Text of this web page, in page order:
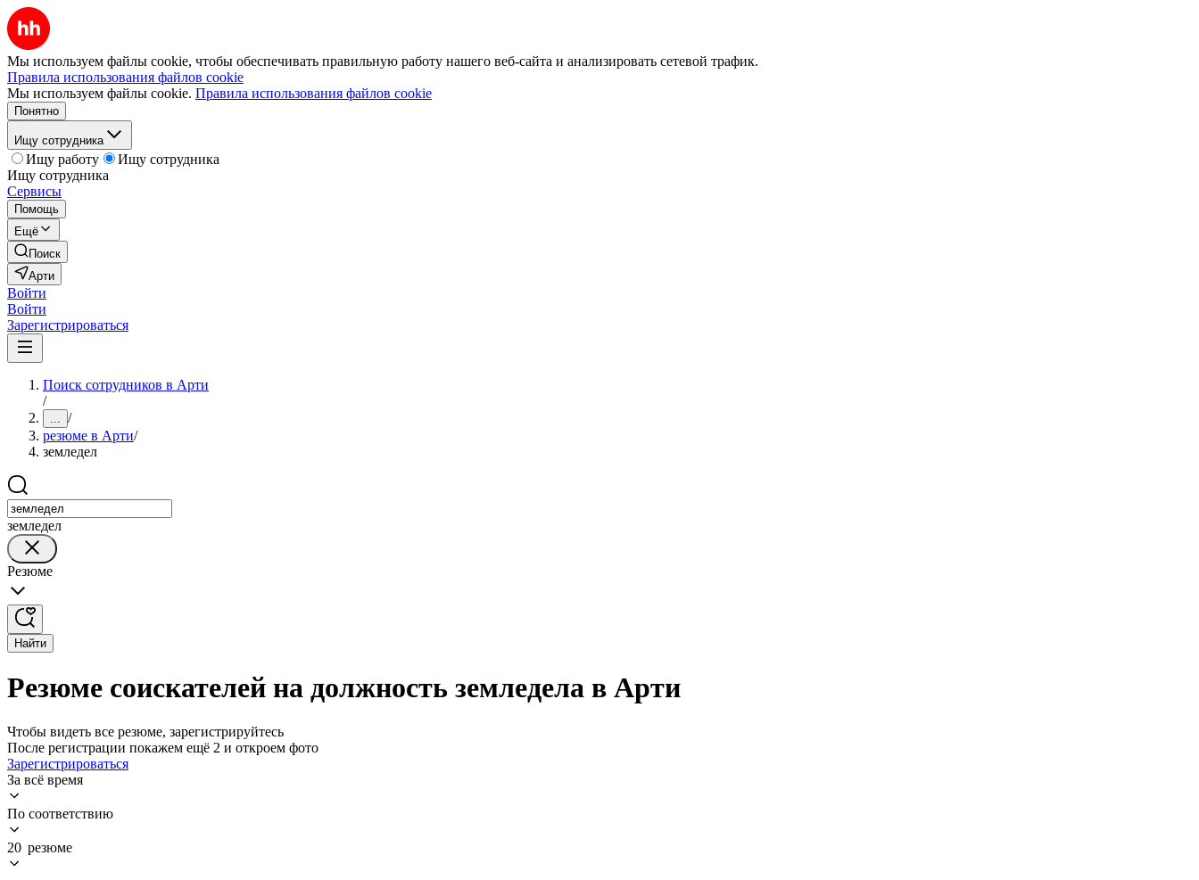
Мы используем файлы cookie, чтобы обеспечивать правильную работу нашего веб-сайта и анализировать сетевой трафик.
Правила использования файлов cookie
Мы используем файлы cookie. Правила использования файлов cookie
Понятно
Ищу сотрудника
Ищу работу
Ищу сотрудника
Ищу сотрудника
Сервисы
Помощь
Ещё
Поиск
Арти
Войти
Войти
Зарегистрироваться
Поиск сотрудников в Арти
/
... /
резюме в Арти/
земледел
земледел
Резюме
Найти
Резюме соискателей на должность земледела в Арти
Чтобы видеть все резюме, зарегистрируйтесь
После регистрации покажем ещё 2 и откроем фото
Зарегистрироваться
За всё время
По соответствию
20 резюме